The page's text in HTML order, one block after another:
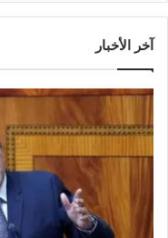
آخر الأخبار